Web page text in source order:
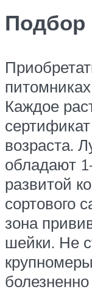
Подбор
Каждое
возраста.
обладают
развитой
сортового
зона
шейки. Не